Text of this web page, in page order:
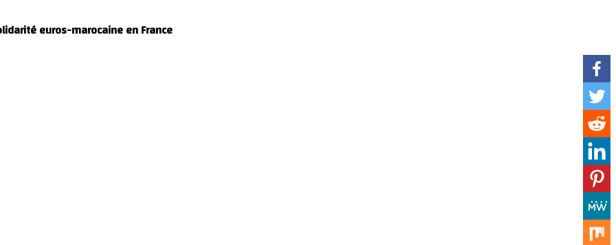
euros-marocaine en France